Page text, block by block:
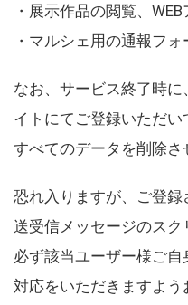
・展示作品の閲覧、
・マルシェ用の通報フォ
なお、サービス終了時に
イトにてご登録いただい
すべてのデータを削除さ
恐れ入りますが、ご登録
送受信メッセージのス
必ず該当ユーザー様ご
対応をいただきますよう